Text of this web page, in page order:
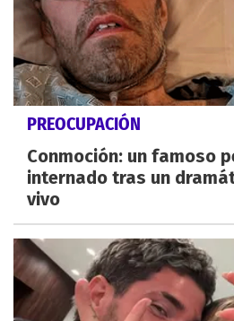
PREOCUPACIÓN
Conmoción: un famoso
internado tras un
vivo